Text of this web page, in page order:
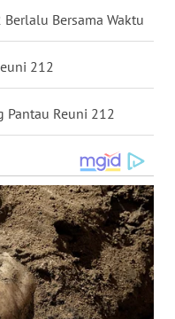
Bersama Waktu
212
Pantau Reuni 212